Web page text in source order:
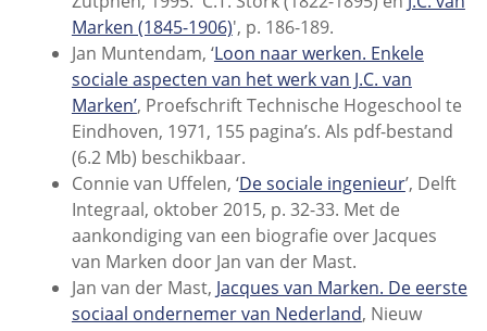
Marken (1845-1906)', p. 186-189.
Jan Muntendam, ‘Loon naar werken. Enkele
sociale aspecten van het werk van J.C. van
Marken’, Proefschrift Technische Hogeschool te
Eindhoven, 1971, 155 pagina’s. Als pdf-bestand
(6.2 Mb) beschikbaar.
Connie van Uffelen, ‘De sociale ingenieur’, Delft
Integraal, oktober 2015, p. 32-33. Met de
aankondiging van een biografie over Jacques
van Marken door Jan van der Mast.
Jan van der Mast, Jacques van Marken. De eerste
sociaal ondernemer van Nederland, Nieuw